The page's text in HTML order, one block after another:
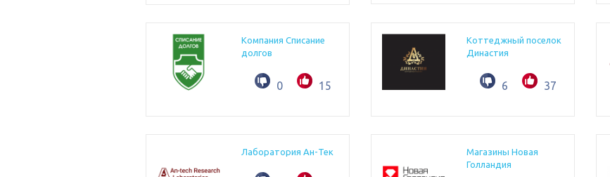
Компания Списание
долгов
0 15
Коттеджный поселок
Династия
6 37
Лаборатория Ан-Тек
Магазины Новая
Голландия